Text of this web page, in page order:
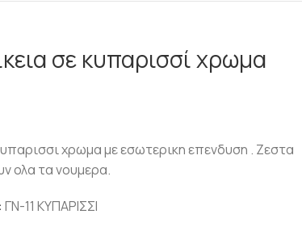
σε κυπαρισσί χρωμα
χρωμα με εσωτερικη επενδυση . Ζεστα
ολα τα νουμερα.
ΓΝ-11 ΚΥΠΑΡΙΣΣΙ